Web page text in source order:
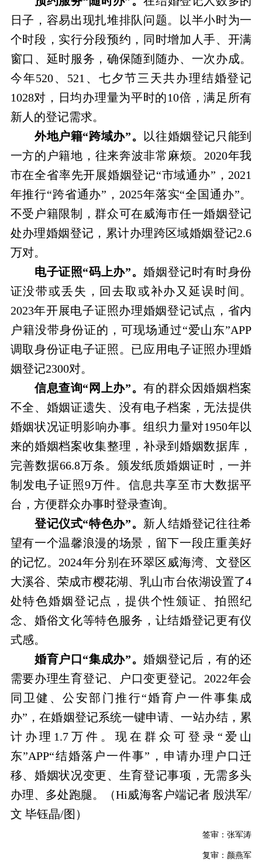
日子，容易出现扎堆排队问题。以半小时为一
个时段，实行分段预约，同时增加人手、开满
窗口、延时服务，确保随到随办、一次办成。
今年520、521、七夕节三天共办理结婚登记
1028对，日均办理量为平时的10倍，满足所有
新人的登记需求。
外地户籍“跨域办”。
以往婚姻登记只能到
一方的户籍地，往来奔波非常麻烦。2020年我
市在全省率先开展婚姻登记“市域通办”，2021
年推行“跨省通办”，2025年落实“全国通办”。
不受户籍限制，群众可在威海市任一婚姻登记
处办理婚姻登记，累计办理跨区域婚姻登记2.6
万对。
电子证照“码上办”。婚姻登记时有时身份
证没带或丢失，回去取或补办又延误时间。
2023年开展电子证照办理婚姻登记试点，省内
户籍没带身份证的，可现场通过“爱山东”APP
调取身份证电子证照。已应用电子证照办理婚
姻登记2300对。
信息查询“网上办”。有的群众因婚姻档案
不全、婚姻证遗失、没有电子档案，无法提供
婚姻状况证明影响办事。组织力量对1950年以
来的婚姻档案收集整理，补录到婚姻数据库，
完善数据66.8万条。颁发纸质婚姻证时，一并
制发电子证照9万件。信息共享至市大数据平
台，方便群众办事时登录查询。
登记仪式“特色办”。 新人结婚登记往往希
望有一个温馨浪漫的场景，留下一段庄重美好
的记忆。2024年分别在环翠区威海湾、文登区
大溪谷、荣成市樱花湖、乳山市台依湖设置了4
处特色婚姻登记点，提供个性颁证、拍照纪
念、婚俗文化等特色服务，让结婚登记更有仪
式感。
婚育户口“集成办”。婚姻登记后，有的还
需要办理生育登记、户口变更登记。2022年会
同卫健、公安部门推行“婚育户一件事集成
办”，在婚姻登记系统一键申请、一站办结，累
计办理1.7万件。现在群众可登录“爱山
东”APP“结婚落户一件事”，申请办理户口迁
移、婚姻状况变更、生育登记事项，无需多头
办理、多处跑腿。（Hi威海客户端记者 殷洪军/
文 毕钰晶/图）
签审：张军涛
复审：颜燕军